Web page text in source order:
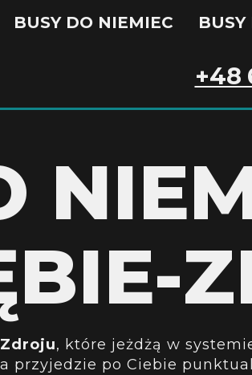
BUSY DO NIEMIEC
+48
, które jeżdżą w
przyjedzie po Ciebie